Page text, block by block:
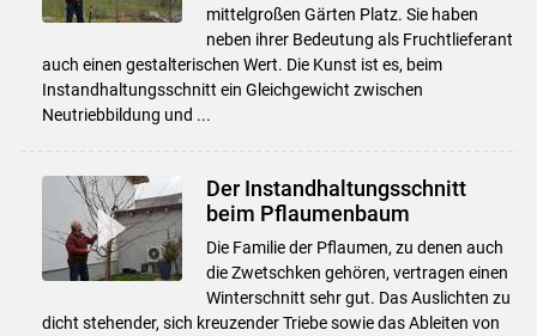
mittelgroßen Gärten Platz. Sie haben
neben ihrer Bedeutung als Fruchtlieferant
auch einen gestalterischen Wert. Die Kunst ist es, beim
Instandhaltungsschnitt ein Gleichgewicht zwischen
Neutriebbildung und ...
Der Instandhaltungsschnitt
beim Pflaumenbaum
Die Familie der Pflaumen, zu denen auch
die Zwetschken gehören, vertragen einen
Winterschnitt sehr gut. Das Auslichten zu
dicht stehender, sich kreuzender Triebe sowie das Ableiten von